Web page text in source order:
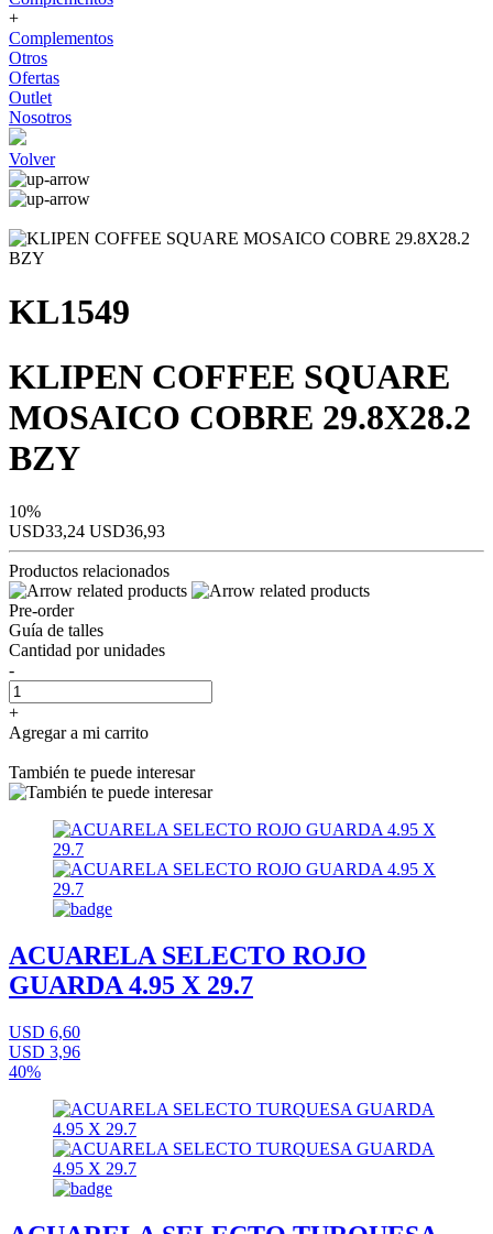
+
Complementos
Otros
Ofertas
Outlet
Nosotros
Volver
KL1549
KLIPEN COFFEE SQUARE
MOSAICO COBRE 29.8X28.2
BZY
10%
USD33,24 USD36,93
Productos relacionados
Pre-order
Guía de talles
Cantidad por unidades
-
+
Agregar a mi carrito
También te puede interesar
ACUARELA SELECTO ROJO
GUARDA 4.95 X 29.7
USD 6,60
USD 3,96
40%